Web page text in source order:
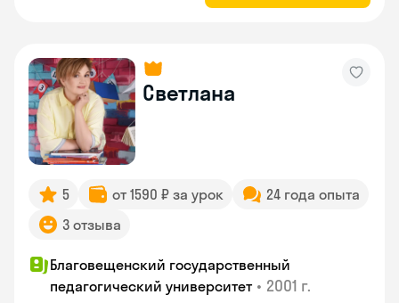
Светлана
5 от 1590 ₽ за урок
24 года опыта
3 отзыва
Благовещенский государственный
педагогический университет • 2001 г.